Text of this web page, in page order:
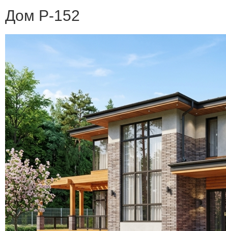
Дом Р-152